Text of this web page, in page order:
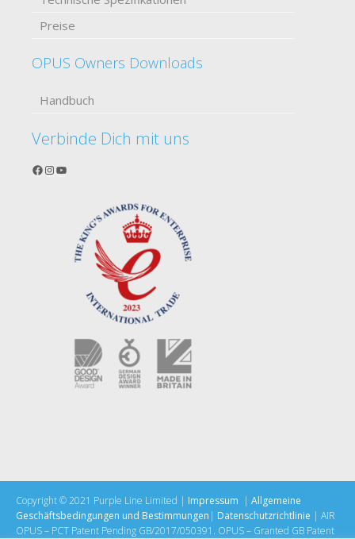
Preise
OPUS Owners Downloads
Handbuch
Verbinde Dich mit uns
Facebook
Instagram
Copyright © 2021 Purple Line Limited | Impressum | Allgemeine
Geschäftsbedingungen und Bestimmungen | Datenschutzrichtlinie | AIR
OPUS – PCT Patent Pending GB/2017/050391. OPUS – Granted GB Patent